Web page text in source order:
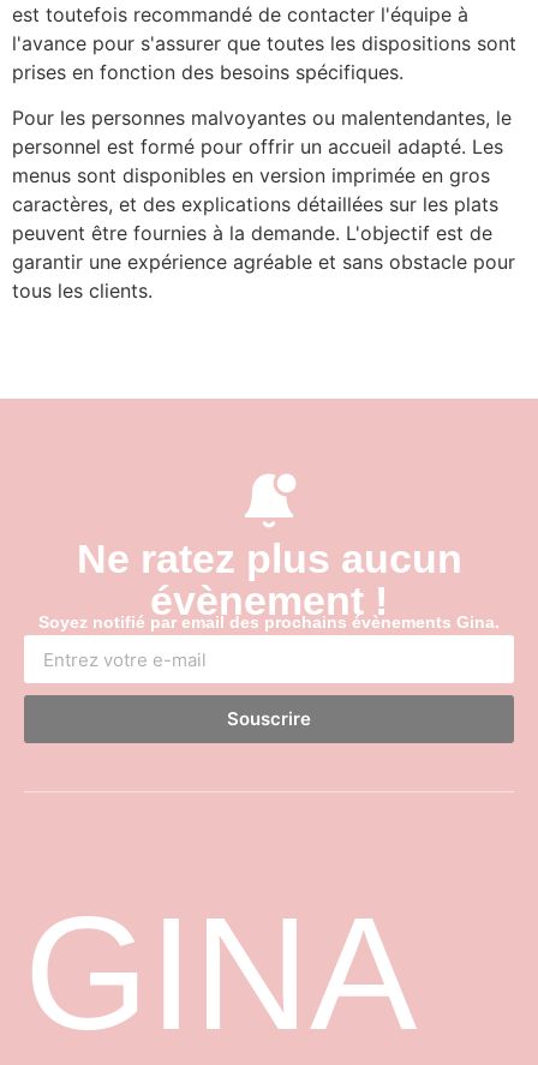
est toutefois recommandé de contacter l'équipe à
l'avance pour s'assurer que toutes les dispositions sont
prises en fonction des besoins spécifiques.
Pour les personnes malvoyantes ou malentendantes, le
personnel est formé pour offrir un accueil adapté. Les
menus sont disponibles en version imprimée en gros
caractères, et des explications détaillées sur les plats
peuvent être fournies à la demande. L'objectif est de
garantir une expérience agréable et sans obstacle pour
tous les clients.
Ne ratez plus aucun
évènement !
Soyez notifié par email des prochains évènements Gina.
Souscrire
GINA